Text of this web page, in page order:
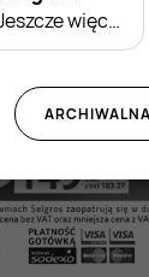
Jeszcze więcej super promocji!